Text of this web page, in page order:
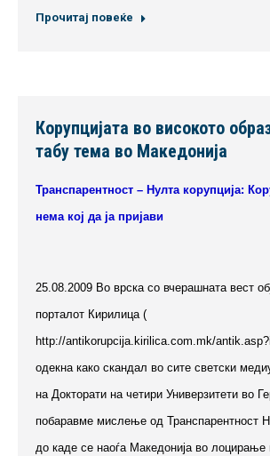
Прочитај повеќе
Корупцијата во високото
табу тема во Македонија
Транспарентност – Нулта корупција:
нема кој да ја пријави
25.08.2009 Во врска со вчерашната вест
порталот Кирилица (
http://antikorupcija.kirilica.com.mk/
одекна како скандал во сите светски
на Докторати на четири Универзитети во
побаравме мислење од Транспарентност
до каде се наоѓа Македонија во